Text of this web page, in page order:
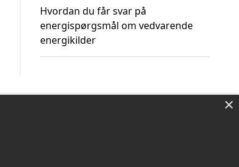
Hvordan du får svar på
energispørgsmål om vedvarende
energikilder
×